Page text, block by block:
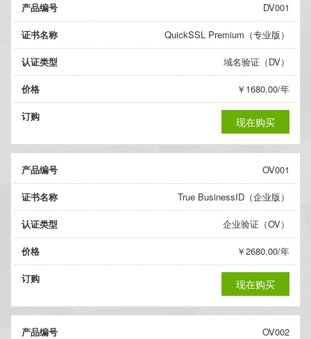
产品编号 DV001
证书名称 QuickSSL Premium（专业版）
认证类型 域名验证（DV）
价格 ￥1680.00/年
订购 现在购买
产品编号 OV001
证书名称 True BusinessID（企业版）
认证类型 企业验证（OV）
价格 ￥2680.00/年
订购 现在购买
产品编号 OV002